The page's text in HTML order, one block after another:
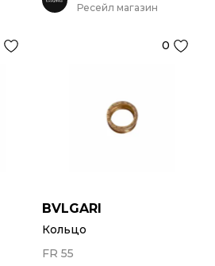
Ресейл магазин
0
BVLGARI
Кольцо
FR 55